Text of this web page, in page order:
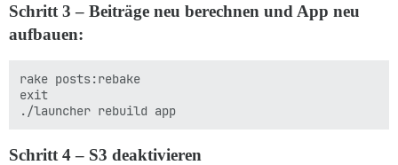
Schritt 3 – Beiträge neu berechnen und App neu
aufbauen:
rake posts:rebake
exit
Schritt 4 – S3 deaktivieren